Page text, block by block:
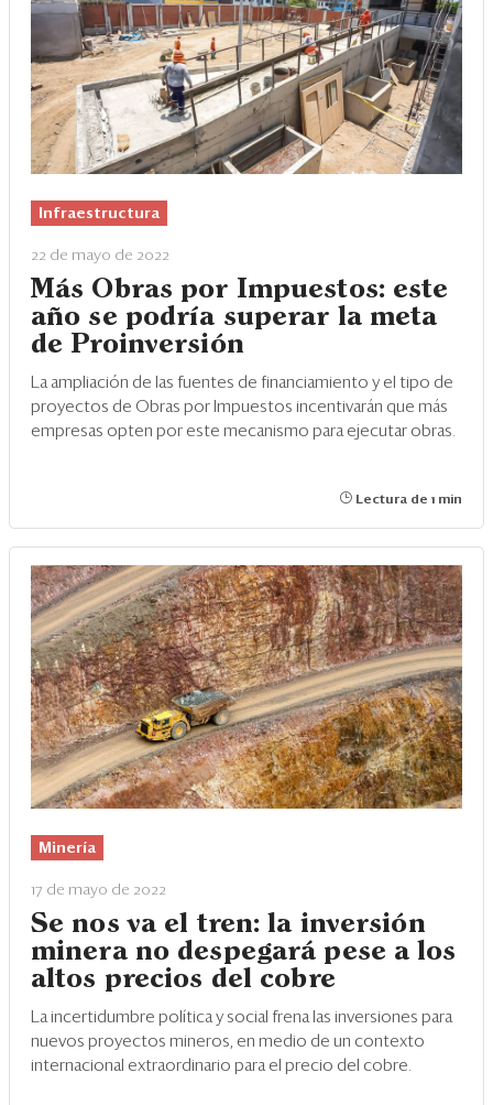
Infraestructura
22 de mayo de 2022
Más Obras por Impuestos: este
año se podría superar la meta
de Proinversión
La ampliación de las fuentes de financiamiento y el tipo de
proyectos de Obras por Impuestos incentivarán que más
empresas opten por este mecanismo para ejecutar obras.
Lectura de 1 min
Minería
17 de mayo de 2022
Se nos va el tren: la inversión
minera no despegará pese a los
altos precios del cobre
La incertidumbre política y social frena las inversiones para
nuevos proyectos mineros, en medio de un contexto
internacional extraordinario para el precio del cobre.